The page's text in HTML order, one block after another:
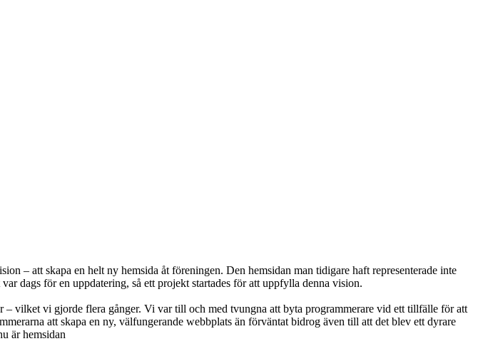
– att skapa en helt ny hemsida åt föreningen. Den hemsidan man tidigare haft representerade inte
dags för en uppdatering, så ett projekt startades för att uppfylla denna vision.
vilket vi gjorde flera gånger. Vi var till och med tvungna att byta programmerare vid ett tillfälle för att
att skapa en ny, välfungerande webbplats än förväntat bidrog även till att det blev ett dyrare
är hemsidan